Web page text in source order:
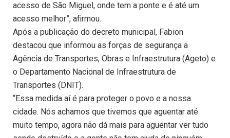
acesso de São Miguel, onde tem a ponte e é até um
acesso melhor”, afirmou.
Após a publicação do decreto municipal, Fabion
destacou que informou as forças de segurança a
Agência de Transportes, Obras e Infraestrutura (Ageto) e
o Departamento Nacional de Infraestrutura de
Transportes (DNIT).
“Essa medida aí é para proteger o povo e a nossa
cidade. Nós achamos que tivemos que aguentar até
muito tempo, agora não dá mais para aguentar ver tudo